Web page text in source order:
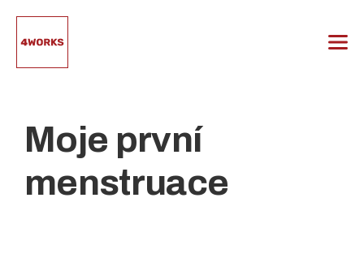
Moje první
menstruace